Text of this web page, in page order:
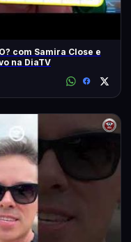
com Samira Close e
na DiaTV